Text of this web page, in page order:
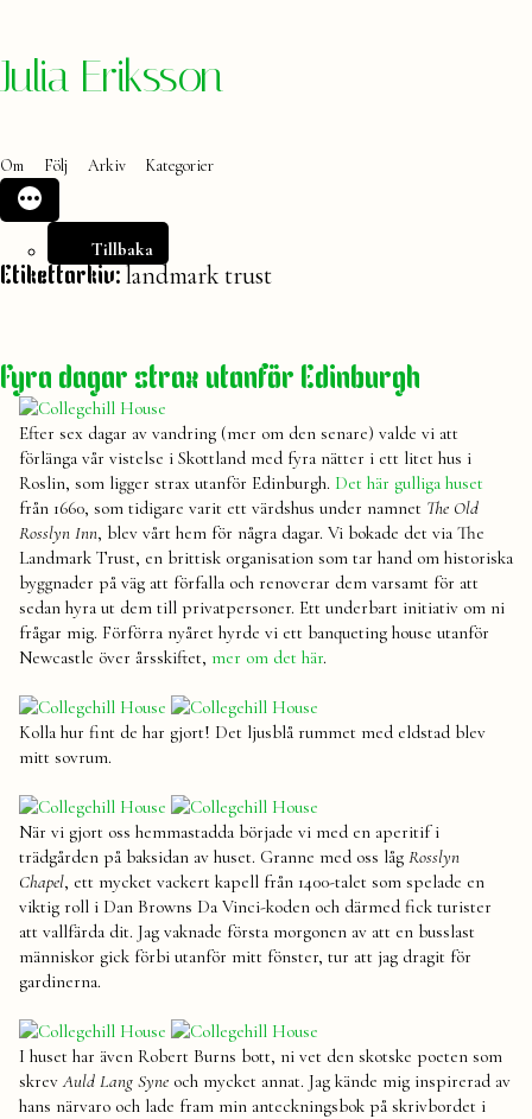
Hoppa
Julia Eriksson
Om Följ Arkiv Kategorier
Tillbaka
Etikettarkiv: landmark trust
Fyra dagar strax utanför Edinburgh
Efter sex dagar av vandring (mer om den senare) valde vi att
förlänga vår vistelse i Skottland med fyra nätter i ett litet hus i
Roslin, som ligger strax utanför Edinburgh. Det här gulliga huset
från 1660, som tidigare varit ett värdshus under namnet The Old
Rosslyn Inn, blev vårt hem för några dagar. Vi bokade det via The
Landmark Trust, en brittisk organisation som tar hand om historiska
byggnader på väg att förfalla och renoverar dem varsamt för att
sedan hyra ut dem till privatpersoner. Ett underbart initiativ om ni
frågar mig. Förförra nyåret hyrde vi ett banqueting house utanför
Newcastle över årsskiftet, mer om det här.
Kolla hur fint de har gjort! Det ljusblå rummet med eldstad blev
mitt sovrum.
När vi gjort oss hemmastadda började vi med en aperitif i
trädgården på baksidan av huset. Granne med oss låg Rosslyn
Chapel, ett mycket vackert kapell från 1400-talet som spelade en
viktig roll i Dan Browns Da Vinci-koden och därmed fick turister
att vallfärda dit. Jag vaknade första morgonen av att en busslast
människor gick förbi utanför mitt fönster, tur att jag dragit för
gardinerna.
I huset har även Robert Burns bott, ni vet den skotske poeten som
skrevAuld Lang Syne och mycket annat. Jag kände mig inspirerad av
hans närvaro och lade fram min anteckningsbok på skrivbordet i